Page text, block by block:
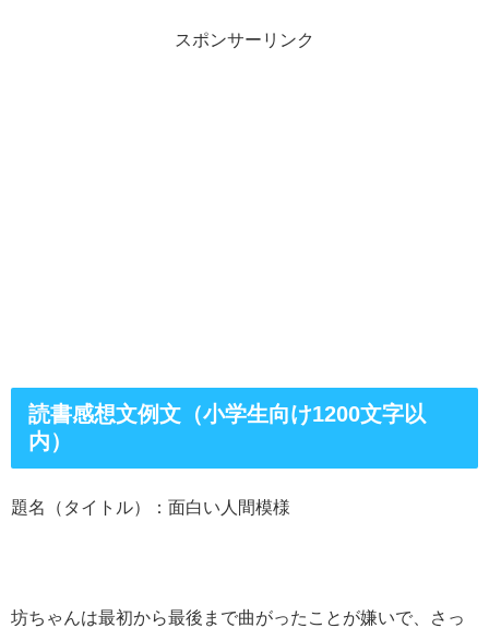
スポンサーリンク
読書感想文例文（小学生向け1200文字以
内）
題名（タイトル）：面白い人間模様
坊ちゃんは最初から最後まで曲がったことが嫌いで、さっ